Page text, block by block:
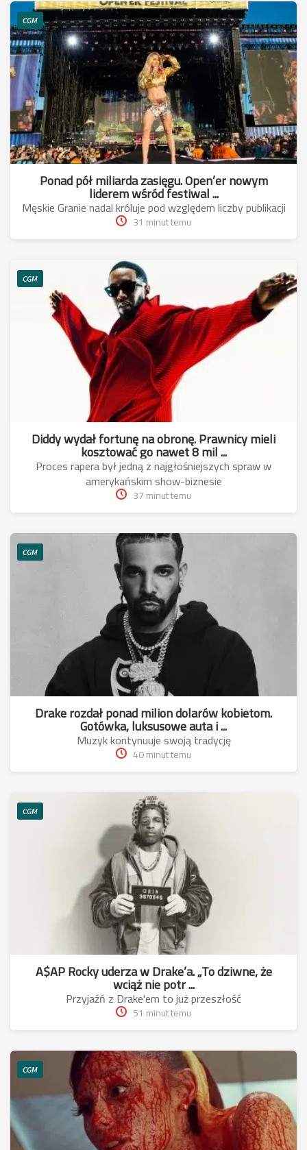
CGM
Ponad pół miliarda zasięgu. Open’er nowym
liderem wśród festiwal ...
Męskie Granie nadal króluje pod względem liczby publikacji
31 minut temu
CGM
Diddy wydał fortunę na obronę. Prawnicy mieli
kosztować go nawet 8 mil ...
Proces rapera był jedną z najgłośniejszych spraw w
amerykańskim show-biznesie
37 minut temu
CGM
Drake rozdał ponad milion dolarów kobietom.
Gotówka, luksusowe auta i ...
Muzyk kontynuuje swoją tradycję
40 minut temu
CGM
A$AP Rocky uderza w Drake’a. „To dziwne, że
wciąż nie potr ...
Przyjaźń z Drake'em to już przeszłość
51 minut temu
CGM